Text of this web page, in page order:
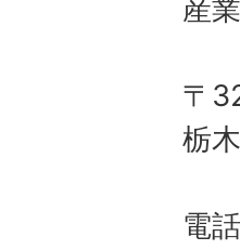
産
〒
栃
電